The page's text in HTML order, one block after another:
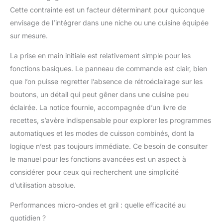
endroits ou trop
chaude à d’autres.
les aliments les plus
délicats et ceci en un
temps record. Chaleur
tournante 100 – 220°C
combiné est équipé
d’un gril à quartz. Le
quartz est une lampe. Il
n’y a donc pas d’inertie
est rapide.
L’encombrement du gril
donc plus facile à
Cette contrainte est un facteur déterminant pour quiconque
envisage de l’intégrer dans une niche ou une cuisine équipée
sur mesure.
La prise en main initiale est relativement simple pour les
fonctions basiques. Le panneau de commande est clair, bien
que l’on puisse regretter l’absence de rétroéclairage sur les
boutons, un détail qui peut gêner dans une cuisine peu
éclairée. La notice fournie, accompagnée d’un livre de
recettes, s’avère indispensable pour explorer les programmes
automatiques et les modes de cuisson combinés, dont la
logique n’est pas toujours immédiate. Ce besoin de consulter
le manuel pour les fonctions avancées est un aspect à
considérer pour ceux qui recherchent une simplicité
d’utilisation absolue.
Performances micro-ondes et gril : quelle efficacité au
quotidien ?